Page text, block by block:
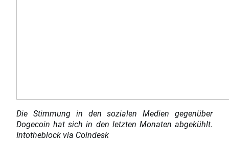
Die Stimmung in den sozialen Medien gegenüber
Dogecoin hat sich in den letzten Monaten abgekühlt.
Intotheblock via Coindesk